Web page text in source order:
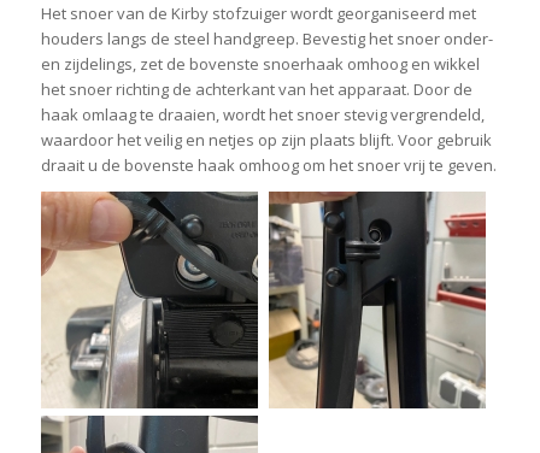
Het snoer van de Kirby stofzuiger wordt georganiseerd met
houders langs de steel handgreep. Bevestig het snoer onder-
en zijdelings, zet de bovenste snoerhaak omhoog en wikkel
het snoer richting de achterkant van het apparaat. Door de
haak omlaag te draaien, wordt het snoer stevig vergrendeld,
waardoor het veilig en netjes op zijn plaats blijft. Voor gebruik
draait u de bovenste haak omhoog om het snoer vrij te geven.